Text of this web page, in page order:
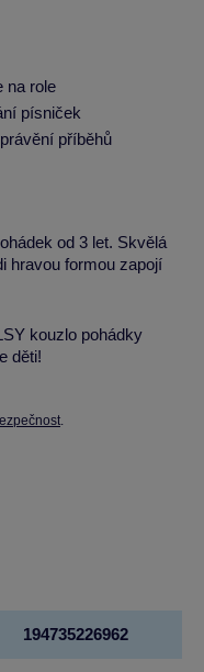
na role
písniček
příběhů
od 3 let. Skvělá
hravou formou zapojí
kouzlo pohádky
děti!
.
194735226962